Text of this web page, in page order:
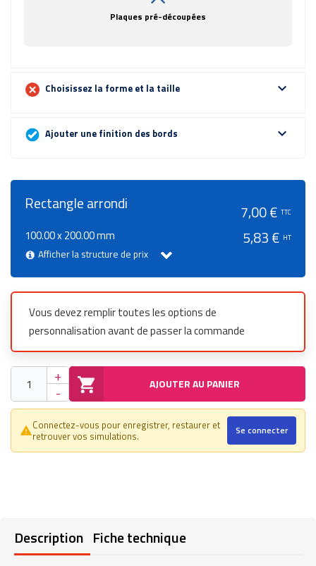
Plaques pré-découpées
Choisissez la forme et la taille expand_more
Ajouter une finition des bords expand_more
Rectangle arrondi
100.00 x 200.00 mm
Afficher la structure de prix
7,00 € TTC
5,83 € HT
Vous devez remplir toutes les options de
personnalisation avant de passer la commande
+
-
AJOUTER AU PANIER
warning_amber
Connectez-vous pour enregistrer, restaurer et
retrouver vos simulations.
Se connecter
Description Fiche technique